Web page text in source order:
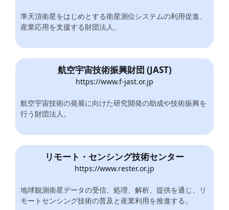
準天頂衛星をはじめとする衛星測位システムの利用促進、
産業応用を支援する財団法人。
航空宇宙技術振興財団 (JAST)
https://www.f-jast.or.jp
航空宇宙技術の発展に向けた研究開発の助成や技術振興を
行う財団法人。
リモート・センシング技術センター
https://www.rester.or.jp
地球観測衛星データの受信、処理、解析、提供を通じ、リ
モートセンシング技術の普及と産業利用を推進する。